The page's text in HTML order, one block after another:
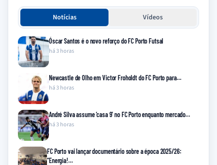
Notícias Vídeos
Óscar Santos é o novo reforço do FC Porto Futsal
há 3 horas
Newcastle de Olho em Victor Froholdt do FC Porto para…
há 3 horas
André Silva assume ‘casa 9’ no FC Porto enquanto mercado…
há 3 horas
FC Porto vai lançar documentário sobre a época 2025/26:
“Energia!…